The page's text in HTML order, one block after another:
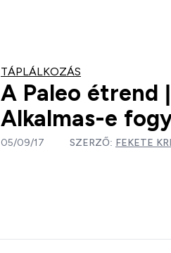
TÁPLÁLKOZÁS
A Paleo étrend
Alkalmas-e
05/09/17 SZERZŐ: FEKETE